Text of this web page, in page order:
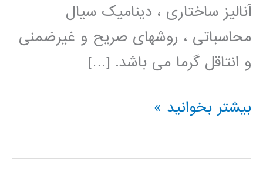
آنالیز ساختاری ، دینامیک سیال
محاسباتی ، روشهای صریح و غیرضمنی
و انتاقل گرما می باشد. […]
فیلم
فارسی
بیشتر بخوانید »